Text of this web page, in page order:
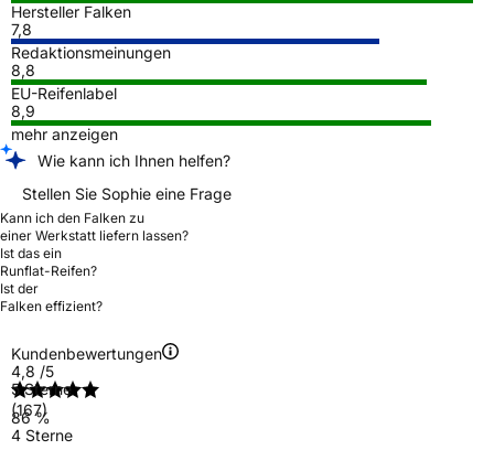
Hersteller Falken
7,8
Redaktionsmeinungen
8,8
EU-Reifenlabel
8,9
mehr anzeigen
Wie kann ich Ihnen helfen?
Stellen Sie Sophie eine Frage
Kann ich den Falken zu
einer Werkstatt liefern lassen?
Ist das ein
Runflat-Reifen?
Ist der
Falken effizient?
Kundenbewertungen
4,8 /5
(167)
5 Sterne
86 %
4 Sterne